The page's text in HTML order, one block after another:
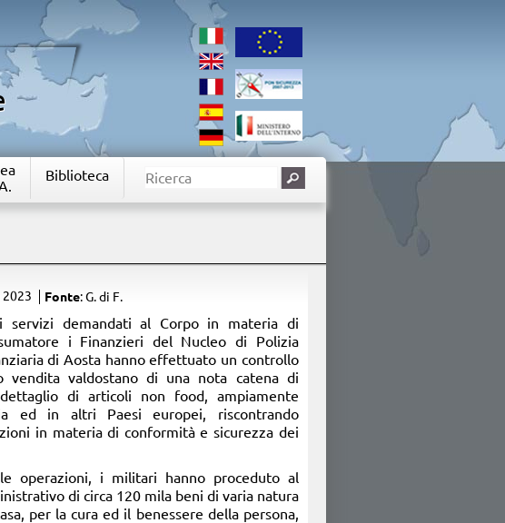
Biblioteca
Fonte: G. di F.
servizi demandati al Corpo in materia di
i Finanzieri del Nucleo di Polizia
di Aosta hanno effettuato un controllo
vendita valdostano di una nota catena di
di articoli non food, ampiamente
ed in altri Paesi europei, riscontrando
in materia di conformità e sicurezza dei
operazioni, i militari hanno proceduto al
di circa 120 mila beni di varia natura
per la cura ed il benessere della persona,